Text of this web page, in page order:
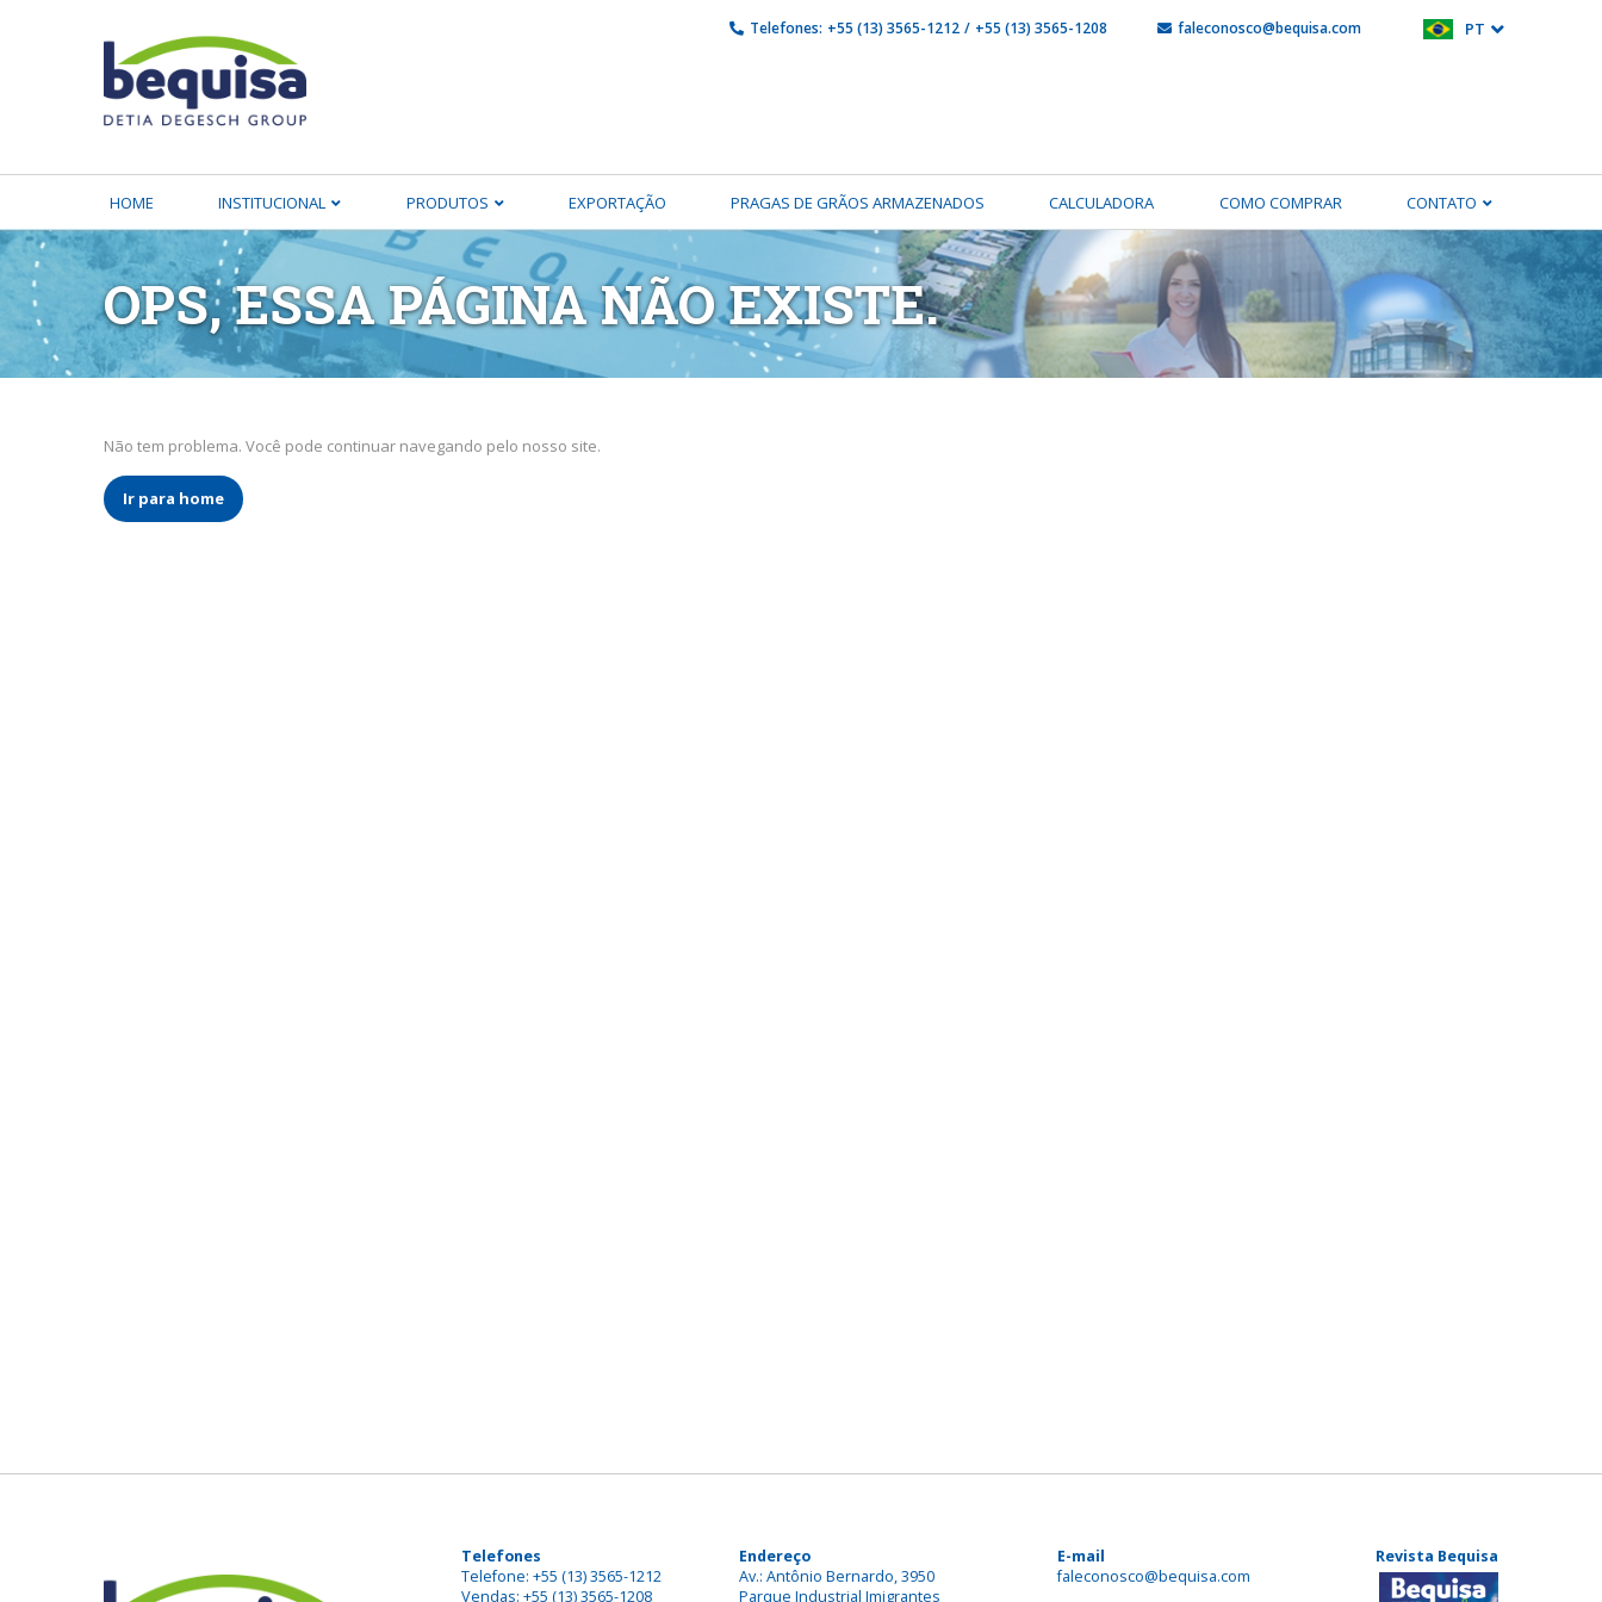
Telefones: +55 (13) 3565-1212 / +55 (13) 3565-1208 faleconosco@bequisa.com PT
HOME INSTITUCIONAL PRODUTOS EXPORTAÇÃO PRAGAS DE GRÃOS ARMAZENADOS CALCULADORA COMO COMPRAR CONTATO
OPS, ESSA PÁGINA NÃO EXISTE.
Não tem problema. Você pode continuar navegando pelo nosso site.
Ir para home
Telefones
Telefone: +55 (13) 3565-1212
Vendas: +55 (13) 3565-1208
Endereço
Av.: Antônio Bernardo, 3950
Parque Industrial Imigrantes
E-mail
faleconosco@bequisa.com
Revista Bequisa